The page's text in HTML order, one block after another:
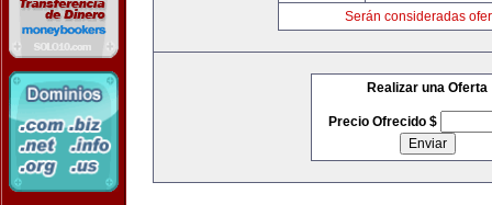
Serán consideradas
Realizar una Oferta
Precio Ofrecido $